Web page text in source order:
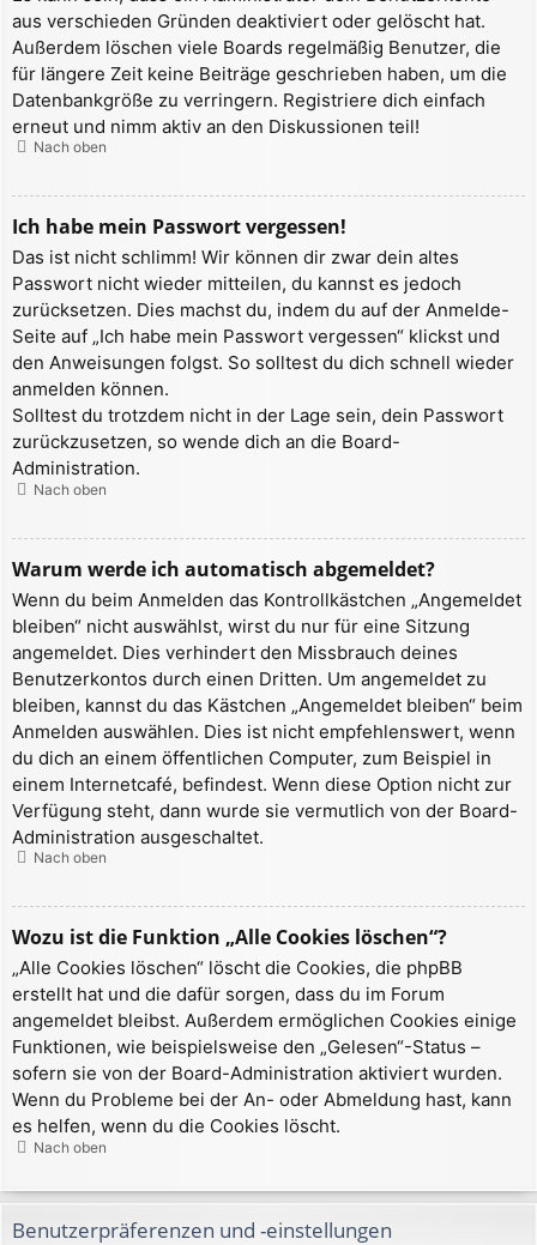
aus verschieden Gründen deaktiviert oder gelöscht hat.
Außerdem löschen viele Boards regelmäßig Benutzer, die
für längere Zeit keine Beiträge geschrieben haben, um die
Datenbankgröße zu verringern. Registriere dich einfach
erneut und nimm aktiv an den Diskussionen teil!
Nach oben
Ich habe mein Passwort vergessen!
Das ist nicht schlimm! Wir können dir zwar dein altes
Passwort nicht wieder mitteilen, du kannst es jedoch
zurücksetzen. Dies machst du, indem du auf der Anmelde-
Seite auf „Ich habe mein Passwort vergessen“ klickst und
den Anweisungen folgst. So solltest du dich schnell wieder
anmelden können.
Solltest du trotzdem nicht in der Lage sein, dein Passwort
zurückzusetzen, so wende dich an die Board-
Administration.
Nach oben
Warum werde ich automatisch abgemeldet?
Wenn du beim Anmelden das Kontrollkästchen „Angemeldet
bleiben“ nicht auswählst, wirst du nur für eine Sitzung
angemeldet. Dies verhindert den Missbrauch deines
Benutzerkontos durch einen Dritten. Um angemeldet zu
bleiben, kannst du das Kästchen „Angemeldet bleiben“ beim
Anmelden auswählen. Dies ist nicht empfehlenswert, wenn
du dich an einem öffentlichen Computer, zum Beispiel in
einem Internetcafé, befindest. Wenn diese Option nicht zur
Verfügung steht, dann wurde sie vermutlich von der Board-
Administration ausgeschaltet.
Nach oben
Wozu ist die Funktion „Alle Cookies löschen“?
„Alle Cookies löschen“ löscht die Cookies, die phpBB
erstellt hat und die dafür sorgen, dass du im Forum
angemeldet bleibst. Außerdem ermöglichen Cookies einige
Funktionen, wie beispielsweise den „Gelesen“-Status –
sofern sie von der Board-Administration aktiviert wurden.
Wenn du Probleme bei der An- oder Abmeldung hast, kann
es helfen, wenn du die Cookies löscht.
Nach oben
Benutzerpräferenzen und -einstellungen